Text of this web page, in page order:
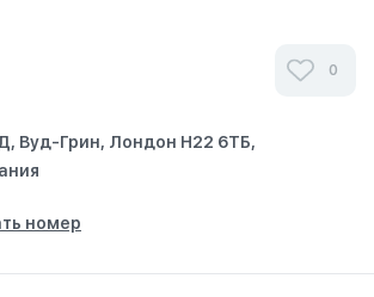
0
Вуд-Грин, Лондон Н22 6ТБ,
номер